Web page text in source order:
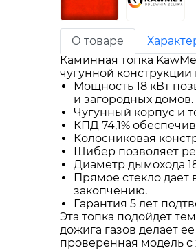
О товаре
Каминная топка
чугунной
Мощность 18 кВт
и загородных домов.
Чугунный корпус и
КПД 74,1%
Колосниковая
Шибер позволяет
Диаметр дымохода
Прямое стекло дает
закопчению.
Гарантия 5 лет
Эта топка подойдет
дожига газов делает
проверенная модель